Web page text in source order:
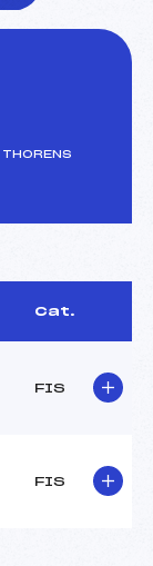
Cat.
FIS
FIS